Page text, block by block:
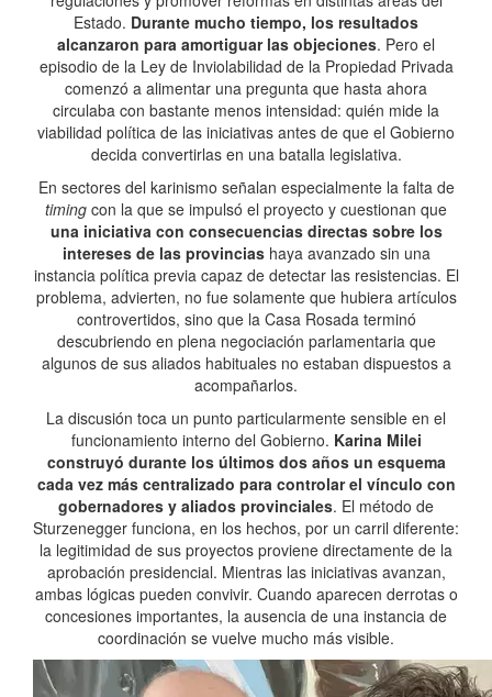
Estado. Durante mucho tiempo, los resultados
alcanzaron para amortiguar las objeciones. Pero el
episodio de la Ley de Inviolabilidad de la Propiedad Privada
comenzó a alimentar una pregunta que hasta ahora
circulaba con bastante menos intensidad: quién mide la
viabilidad política de las iniciativas antes de que el Gobierno
decida convertirlas en una batalla legislativa.
En sectores del karinismo señalan especialmente la falta de
timing con la que se impulsó el proyecto y cuestionan que
una iniciativa con consecuencias directas sobre los
intereses de las provinciashaya avanzado sin una
instancia política previa capaz de detectar las resistencias. El
problema, advierten, no fue solamente que hubiera artículos
controvertidos, sino que la Casa Rosada terminó
descubriendo en plena negociación parlamentaria que
algunos de sus aliados habituales no estaban dispuestos a
acompañarlos.
La discusión toca un punto particularmente sensible en el
funcionamiento interno del Gobierno. Karina Milei
construyó durante los últimos dos años un esquema
cada vez más centralizado para controlar el vínculo con
gobernadores y aliados provinciales. El método de
Sturzenegger funciona, en los hechos, por un carril diferente:
la legitimidad de sus proyectos proviene directamente de la
aprobación presidencial. Mientras las iniciativas avanzan,
ambas lógicas pueden convivir. Cuando aparecen derrotas o
concesiones importantes, la ausencia de una instancia de
coordinación se vuelve mucho más visible.